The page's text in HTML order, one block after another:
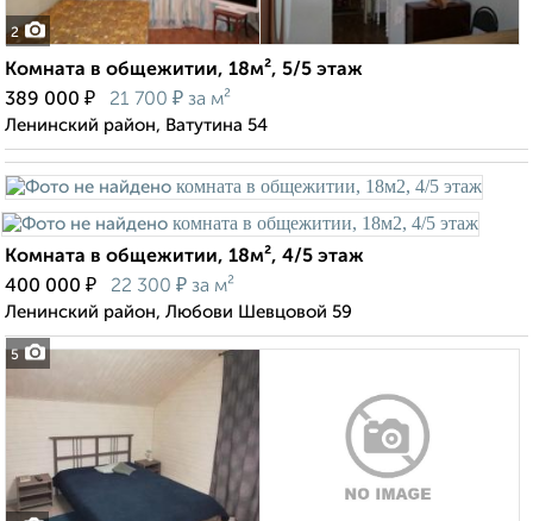
2
Комната в общежитии, 18м², 5/5 этаж
389 000 ₽ 21 700 ₽ за м²
Ленинский район, Ватутина 54
5
Комната в общежитии, 18м², 4/5 этаж
400 000 ₽ 22 300 ₽ за м²
Ленинский район, Любови Шевцовой 59